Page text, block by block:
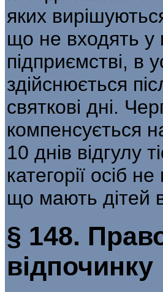
яких
що не входять у
підприємстві, в
здійснюється
святкові дні.
компенсується
10 днів відгулу
категорії осіб
що мають дітей
§ 148.
відпочинку